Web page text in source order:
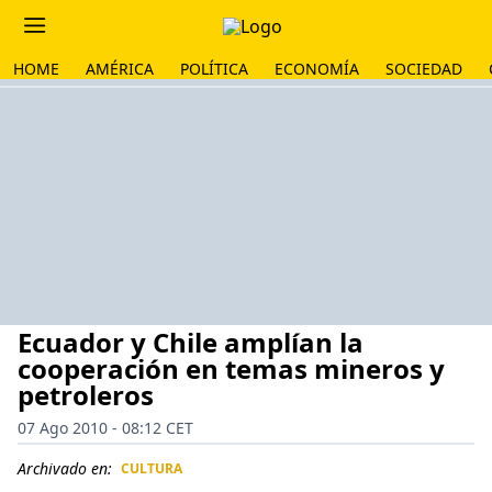
HOME AMÉRICA POLÍTICA ECONOMÍA SOCIEDAD
Ecuador y Chile amplían la
cooperación en temas mineros y
petroleros
07 Ago 2010 - 08:12 CET
Archivado en: CULTURA